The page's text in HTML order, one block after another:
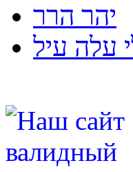
יהר הרר
עלה עיל